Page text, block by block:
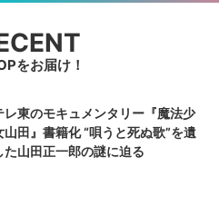
をお届け！
レ東のモキュメンタリー『魔法少
山田』書籍化 “唄うと死ぬ歌”を遺
た山田正一郎の謎に迫る